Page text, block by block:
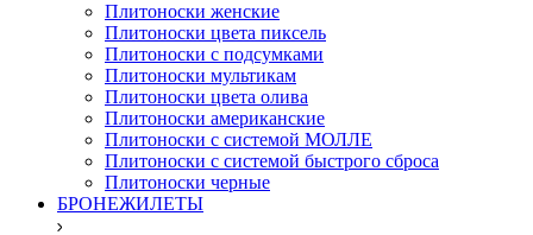
Плитоноски женские
Плитоноски цвета пиксель
Плитоноски с подсумками
Плитоноски мультикам
Плитоноски цвета олива
Плитоноски американские
Плитоноски с системой МОЛЛЕ
Плитоноски с системой быстрого сброса
Плитоноски черные
БРОНЕЖИЛЕТЫ